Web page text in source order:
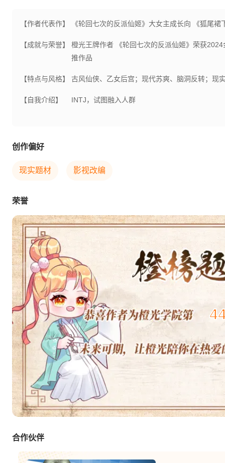
【作者代表作】 《轮回七次的反派仙姬》大女主成长向 《狐尾
【成就与荣誉】
橙光王牌作者 《轮回七次的反派仙姬》荣获
推作品
【特点与风格】 古风仙侠、乙女后宫；现代苏爽、脑洞反转；现
【自我介绍】 INTJ，试图融入人群
创作偏好
现实题材 影视改编
荣誉
合作伙伴